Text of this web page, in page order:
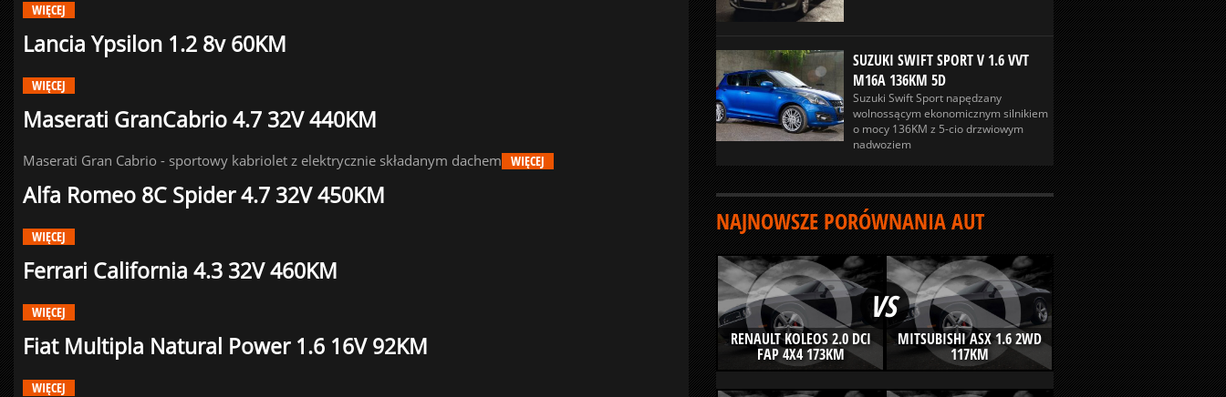
WIĘCEJ
Lancia Ypsilon 1.2 8v 60KM
WIĘCEJ
Maserati GranCabrio 4.7 32V 440KM
Maserati Gran Cabrio - sportowy kabriolet z elektrycznie składanym dachem WIĘCEJ
Alfa Romeo 8C Spider 4.7 32V 450KM
WIĘCEJ
Ferrari California 4.3 32V 460KM
WIĘCEJ
Fiat Multipla Natural Power 1.6 16V 92KM
WIĘCEJ
SUZUKI SWIFT SPORT V 1.6 VVT
M16A 136KM 5D
Suzuki Swift Sport napędzany
wolnossącym ekonomicznym silnikiem
o mocy 136KM z 5-cio drzwiowym
nadwoziem
NAJNOWSZE PORÓWNANIA AUT
RENAULT KOLEOS 2.0 DCI
FAP 4X4 173KM
MITSUBISHI ASX 1.6 2WD
117KM
VS